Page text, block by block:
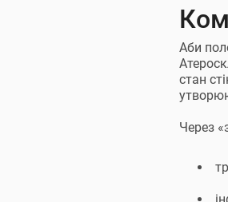
Аби
стан
Через